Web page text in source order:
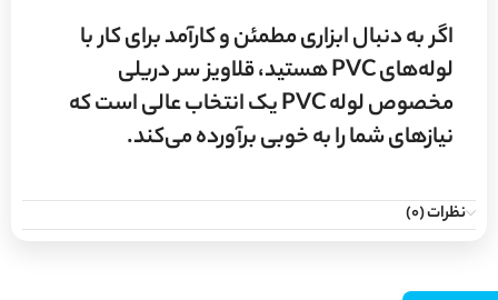
اگر به دنبال ابزاری مطمئن و کارآمد برای کار با
لوله‌های PVC هستید، قلاویز سر دریلی
مخصوص لوله PVC یک انتخاب عالی است که
نیازهای شما را به خوبی برآورده می‌کند.
نظرات (0)